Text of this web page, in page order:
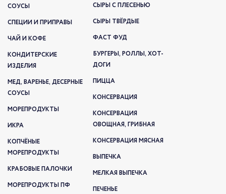
СОУСЫ
СПЕЦИИ И ПРИПРАВЫ
ЧАЙ И КОФЕ
КОНДИТЕРСКИЕ
ИЗДЕЛИЯ
МЕД, ВАРЕНЬЕ, ДЕСЕРНЫЕ
СОУСЫ
МОРЕПРОДУКТЫ
ИКРА
КОПЧЁНЫЕ
МОРЕПРОДУКТЫ
КРАБОВЫЕ ПАЛОЧКИ
МОРЕПРОДУКТЫ ПФ
СЫРЫ С ПЛЕСЕНЬЮ
СЫРЫ ТВЁРДЫЕ
ФАСТ ФУД
БУРГЕРЫ, РОЛЛЫ, ХОТ-
ДОГИ
ПИЦЦА
КОНСЕРВАЦИЯ
КОНСЕРВАЦИЯ
ОВОЩНАЯ, ГРИБНАЯ
КОНСЕРВАЦИЯ МЯСНАЯ
ВЫПЕЧКА
МЕЛКАЯ ВЫПЕЧКА
ПЕЧЕНЬЕ